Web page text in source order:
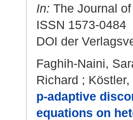
In: The Journal
ISSN 1573-0484
DOI der
Faghih-Naini,
Richard ;
p-adaptive
equations on